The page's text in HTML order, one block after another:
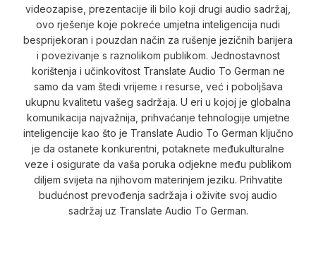
videozapise, prezentacije ili bilo koji drugi audio sadržaj,
ovo rješenje koje pokreće umjetna inteligencija nudi
besprijekoran i pouzdan način za rušenje jezičnih barijera
i povezivanje s raznolikom publikom. Jednostavnost
korištenja i učinkovitost Translate Audio To German ne
samo da vam štedi vrijeme i resurse, već i poboljšava
ukupnu kvalitetu vašeg sadržaja. U eri u kojoj je globalna
komunikacija najvažnija, prihvaćanje tehnologije umjetne
inteligencije kao što je Translate Audio To German ključno
je da ostanete konkurentni, potaknete međukulturalne
veze i osigurate da vaša poruka odjekne među publikom
diljem svijeta na njihovom materinjem jeziku. Prihvatite
budućnost prevođenja sadržaja i oživite svoj audio
sadržaj uz Translate Audio To German.